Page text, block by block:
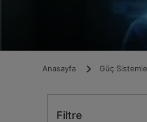
Anasayfa Güç
Filtre